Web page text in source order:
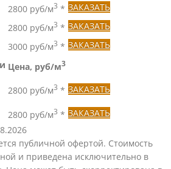
2800 руб/м3 * ЗАКАЗАТЬ
2800 руб/м3 * ЗАКАЗАТЬ
3000 руб/м3 * ЗАКАЗАТЬ
Цена, руб/м3
2800 руб/м3 * ЗАКАЗАТЬ
2800 руб/м3 * ЗАКАЗАТЬ
публичной офертой. Стоимость
и приведена исключительно в